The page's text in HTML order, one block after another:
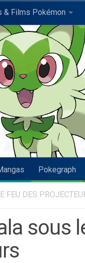
& Films Pokémon
Pokegraph
FEU DES
sous